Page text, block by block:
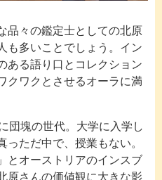
品々の鑑定士としての北原
も多いことでしょう。イン
ある語り口とコレクション
クワクとさせるオーラに満
団塊の世代。大学に入学し
ただ中で、授業もない。
とオーストリアのインスブ
原さんの価値観に大きな影